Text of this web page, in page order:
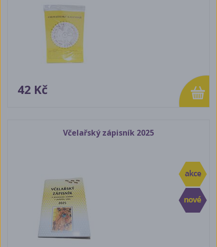
42 Kč
Včelařský zápisník 2025